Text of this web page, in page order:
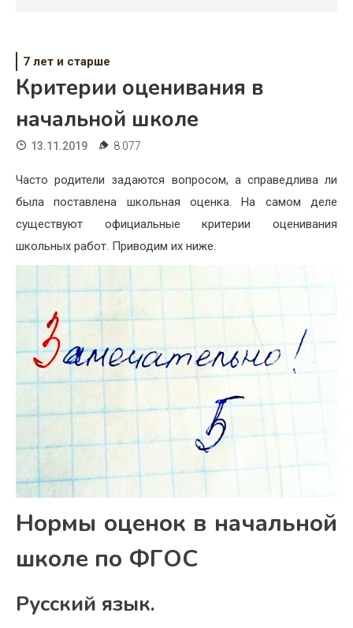
Жизнь
Хобби
Красота
Недвижимость
7 лет и старше
Критерии оценивания в
начальной школе
13.11.2019 8 077
Часто родители задаются вопросом, а справедлива ли
была поставлена школьная оценка. На самом деле
существуют официальные критерии оценивания
школьных работ. Приводим их ниже.
Нормы оценок в начальной
школе по ФГОС
Русский язык.